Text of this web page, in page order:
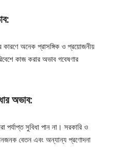
কারণে অনেক প্রাসঙ্গিক ও প্রয়োজনীয়
কাজ করার অভাব গবেষণার
অভাব:
পর্যাপ্ত সুবিধা পান না। সরকারি ও
বেতন এবং অন্যান্য প্রণোদনা